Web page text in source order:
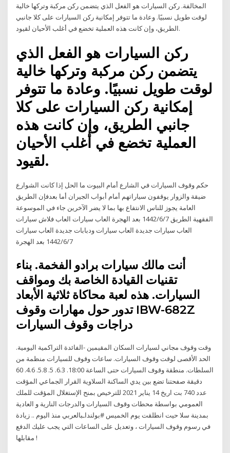
المخالفة. ركن السيارات هو الفعل الذي يتضمن ركن مركبة وتركها خالية
لوقت طويل نسبيًا. وعادة ما تتوفر إمكانية ركن السيارات على كلا جانبي
الطريق، وإن كانت هذه العملية تخضع في أغلب الأحيان لقيود.
ركن السيارات هو الفعل الذي
يتضمن ركن مركبة وتركها خالية
لوقت طويل نسبيًا. وعادة ما تتوفر
إمكانية ركن السيارات على كلا
جانبي الطريق، وإن كانت هذه
العملية تخضع في أغلب الأحيان
لقيود.
حكم وقوف السيارات في الشارع أمام البيوت ما الحل إذا كانت الشوارع
ضيقة والزوار يوقفون سياراتهم أمام أبواب الجيران أما بعدفإن الطريق
العامة يجوز للناس الانتفاع بها بما لا يضر الآخرين جاء في الموسوعة
الفقهية الطريق 7‏‏/6‏‏/1442 بعد الهجرة العاب سيارات العاب فلاش سيارات
العاب سيارات جديدة العاب سيارات ودبابات جديدة العاب سيارات
7‏‏/6‏‏/1442 بعد الهجرة
أنت مالك سيارات برادو الفخمة. بناء
تقنيات القيادة الخاصة بك ومواقف
السيارات. هذه لعبة محاكاة ثلاثية الأبعاد
تدور حول مهارات وقوف IBW-682Z
وقت وقوف مجاني لسيارات السكان المقيمين -الفائدة التراكمية اليومية.
الحد الأقصى لوقت وقوف السيارات. ساعات وقوف للسيارات منظمة من
السلطات. منطقة وقوف السيارات حتى الساعة 18:00. 6.3. 5. 5.8. 4.6. 60
دقيقة صفحتنا تضع بين يدي الساكنة السلاوية القرار الجماعي المؤقت
عدد 740 بت اريخ 14 يناير 2021 للترخيص بمنح الإستغلال المؤقت للملك
العمومي بواسطة محطات وقوف السيارات والدرجات النارية و العادية
بمدينة سلا حيت انطلقت يوم الخميس #بولنداـبالعربي منذ اليوم .. زيادة
في رسوم وقوف السيارات ، وتعديل على الساعات التي يجب عليك الدفع
مقابلها !